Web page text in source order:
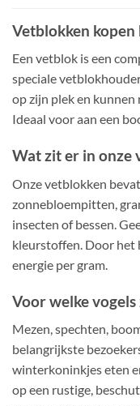
Vetblokken
Een vetblok is een
speciale
op zijn plek en kunnen
Ideaal voor aan een
Wat zit er in onze
Onze vetblokken
zonnebloempitten,
insecten of bessen.
kleurstoffen. Door het
energie per gram.
Voor welke
Mezen, spechten,
belangrijkste
winterkoninkjes eten
op een rustige,